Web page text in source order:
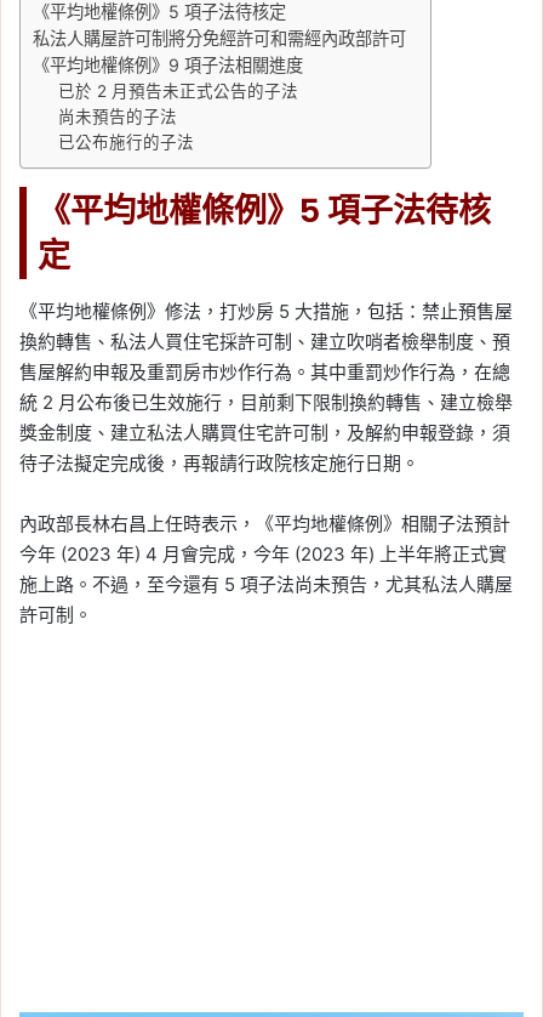
《平均地權條例》5 項子法待核定
私法人購屋許可制將分免經許可和需經內政部許可
《平均地權條例》9 項子法相關進度
已於 2 月預告未正式公告的子法
尚未預告的子法
已公布施行的子法
《平均地權條例》5 項子法待核
定
《平均地權條例》修法，打炒房 5 大措施，包括：禁止預售屋
換約轉售、私法人買住宅採許可制、建立吹哨者檢舉制度、預
售屋解約申報及重罰房市炒作行為。其中重罰炒作行為，在總
統 2 月公布後已生效施行，目前剩下限制換約轉售、建立檢舉
獎金制度、建立私法人購買住宅許可制，及解約申報登錄，須
待子法擬定完成後，再報請行政院核定施行日期。
內政部長林右昌上任時表示，《平均地權條例》相關子法預計
今年 (2023 年) 4 月會完成，今年 (2023 年) 上半年將正式實
施上路。不過，至今還有 5 項子法尚未預告，尤其私法人購屋
許可制。